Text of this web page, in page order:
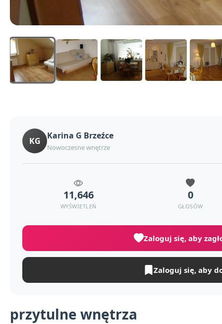
przytulne wnętrza
KG Karina G Brzeźce
Nowoczesne wnętrze
11,646
WYŚWIETLEŃ
0
GŁOSÓW
Zaloguj się, aby
Zaloguj się, aby